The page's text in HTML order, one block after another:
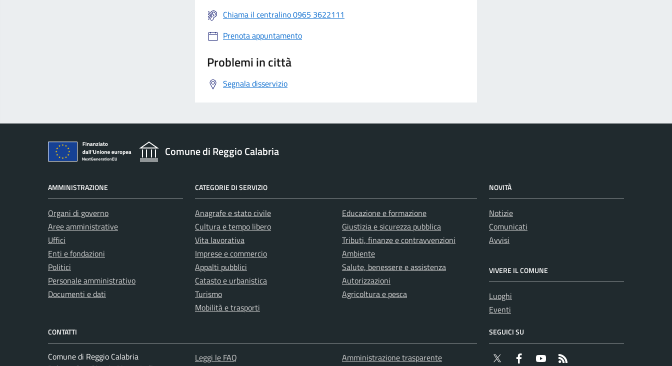
Chiama il centralino 0965 3622111
Prenota appuntamento
Problemi in città
Segnala disservizio
Comune di Reggio Calabria
AMMINISTRAZIONE
Organi di governo
Aree amministrative
Uffici
Enti e fondazioni
Politici
Personale amministrativo
Documenti e dati
CATEGORIE DI SERVIZIO
Anagrafe e stato civile
Cultura e tempo libero
Vita lavorativa
Imprese e commercio
Appalti pubblici
Catasto e urbanistica
Turismo
Mobilità e trasporti
Educazione e formazione
Giustizia e sicurezza pubblica
Tributi, finanze e contravvenzioni
Ambiente
Salute, benessere e assistenza
Autorizzazioni
Agricoltura e pesca
NOVITÀ
Notizie
Comunicati
Avvisi
VIVERE IL COMUNE
Luoghi
Eventi
CONTATTI
Comune di Reggio Calabria
Leggi le FAQ
Amministrazione trasparente
SEGUICI SU
Twitter Facebook YouTube